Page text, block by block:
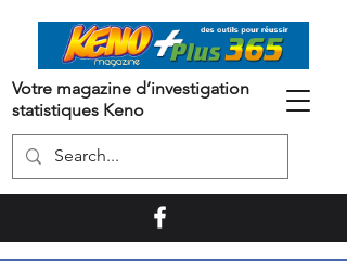
Votre magazine d’investigation
statistiques Keno